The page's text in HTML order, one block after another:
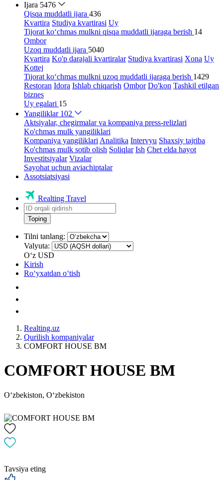
Ijara 5476
Qisqa muddatli ijara 436
Kvartira Studiya kvartirasi Uy
Tijorat ko‘chmas mulkni qisqa muddatli ijaraga berish 14
Ombor
Uzoq muddatli ijara 5040
Kvartira Ko'p darajali kvartiralar Studiya kvartirasi Xona Uy
Kottej
Tijorat ko‘chmas mulkni uzoq muddatli ijaraga berish 1429
Restoran Idora Ishlab chiqarish Ombor Do'kon Tashkil etilgan
biznes
Uy egalari 15
Yangiliklar 102
Aktsiyalar, chegirmalar va kompaniya press-relizlari
Ko'chmas mulk yangiliklari
Kompaniya yangiliklari Analitika Intervyu Shaxsiy tajriba
Ko'chmas mulk sotib olish Soliqlar Ish Chet elda hayot
Investitsiyalar Vizalar
Sayohat uchun aviachiptalar
Assotsiatsiyasi
Realting Travel
Toping
Tilni tanlang:
Valyuta:
Oʻz USD
Kirish
Roʻyxatdan oʻtish
Realting.uz
Qurilish kompaniyalar
СOMFORT HOUSE ВМ
СOMFORT HOUSE ВМ
Oʻzbekiston, Oʻzbekiston
Tavsiya eting